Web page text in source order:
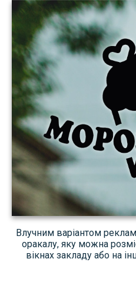
Влучним варіантом
оракалу, яку можна
вікнах закладу або на